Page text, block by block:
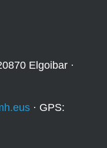
Elgoibar ·
· GPS: